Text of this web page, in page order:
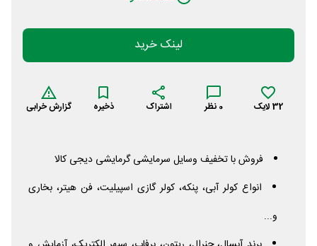
لینک خرید
32 لایک 0 نظر اشتراک ذخیره گزارش خرابی
فروش با تخفیف وسایل سرمایشی گرمایشی دیجی کالا
انواع کولر آبی، پنکه، کولر گازی اسپیلیت، فن هیتر، بخاری
و...